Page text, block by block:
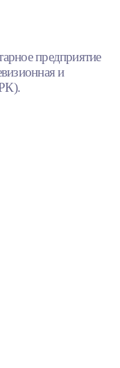
предприятие
и